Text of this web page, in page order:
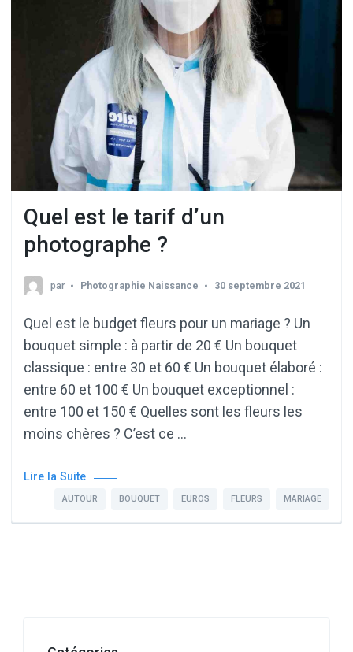
Quel est le tarif d’un
photographe ?
par Photographie Naissance 30 septembre 2021
Quel est le budget fleurs pour un mariage ? Un
bouquet simple : à partir de 20 € Un bouquet
classique : entre 30 et 60 € Un bouquet élaboré :
entre 60 et 100 € Un bouquet exceptionnel :
entre 100 et 150 € Quelles sont les fleurs les
moins chères ? C’est ce …
Lire la Suite
AUTOUR BOUQUET EUROS FLEURS MARIAGE